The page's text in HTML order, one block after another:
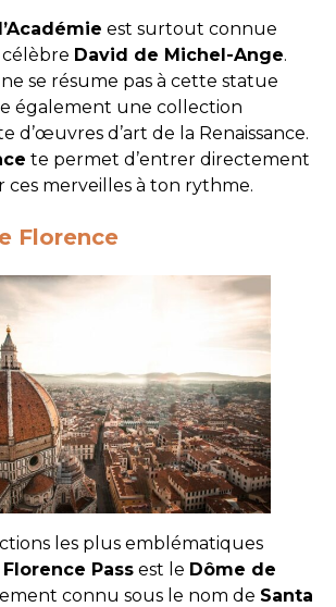
est surtout connue
David de Michel-Ange.
se résume pas à cette statue
également une collection
d’œuvres d’art de la Renaissance.
te permet d’entrer directement
ces merveilles à ton rythme.
Florence
les plus emblématiques
Florence Pass est le Dôme de
connu sous le nom de Santa